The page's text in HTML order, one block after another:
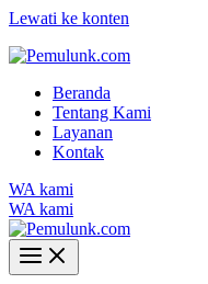
Lewati ke konten
Beranda
Tentang Kami
Layanan
Kontak
WA kami
WA kami